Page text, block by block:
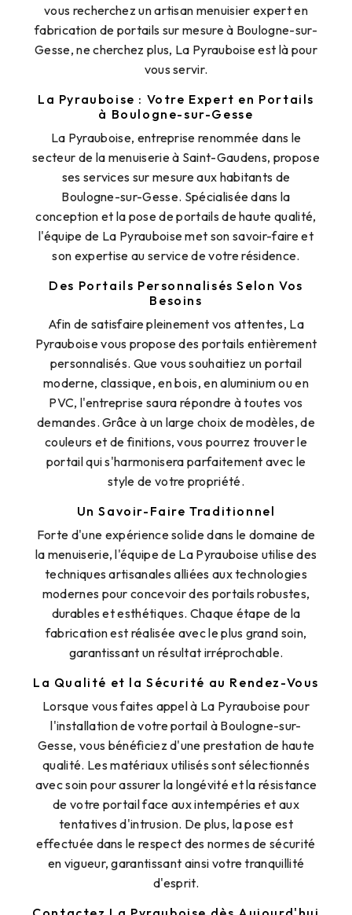
vous recherchez un artisan menuisier expert en
fabrication de portails sur mesure à Boulogne-sur-
Gesse, ne cherchez plus, La Pyrauboise est là pour
vous servir.
La Pyrauboise : Votre Expert en Portails
à Boulogne-sur-Gesse
La Pyrauboise, entreprise renommée dans le
secteur de la menuiserie à Saint-Gaudens, propose
ses services sur mesure aux habitants de
Boulogne-sur-Gesse. Spécialisée dans la
conception et la pose de portails de haute qualité,
l'équipe de La Pyrauboise met son savoir-faire et
son expertise au service de votre résidence.
Des Portails Personnalisés Selon Vos
Besoins
Afin de satisfaire pleinement vos attentes, La
Pyrauboise vous propose des portails entièrement
personnalisés. Que vous souhaitiez un portail
moderne, classique, en bois, en aluminium ou en
PVC, l'entreprise saura répondre à toutes vos
demandes. Grâce à un large choix de modèles, de
couleurs et de finitions, vous pourrez trouver le
portail qui s'harmonisera parfaitement avec le
style de votre propriété.
Un Savoir-Faire Traditionnel
Forte d'une expérience solide dans le domaine de
la menuiserie, l'équipe de La Pyrauboise utilise des
techniques artisanales alliées aux technologies
modernes pour concevoir des portails robustes,
durables et esthétiques. Chaque étape de la
fabrication est réalisée avec le plus grand soin,
garantissant un résultat irréprochable.
La Qualité et la Sécurité au Rendez-Vous
Lorsque vous faites appel à La Pyrauboise pour
l'installation de votre portail à Boulogne-sur-
Gesse, vous bénéficiez d'une prestation de haute
qualité. Les matériaux utilisés sont sélectionnés
avec soin pour assurer la longévité et la résistance
de votre portail face aux intempéries et aux
tentatives d'intrusion. De plus, la pose est
effectuée dans le respect des normes de sécurité
en vigueur, garantissant ainsi votre tranquillité
d'esprit.